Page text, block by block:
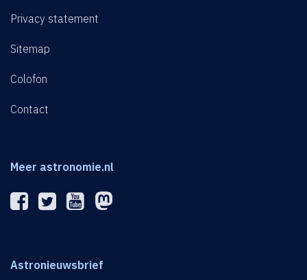
Privacy statement
Sitemap
Colofon
Contact
Meer astronomie.nl
Astronieuwsbrief